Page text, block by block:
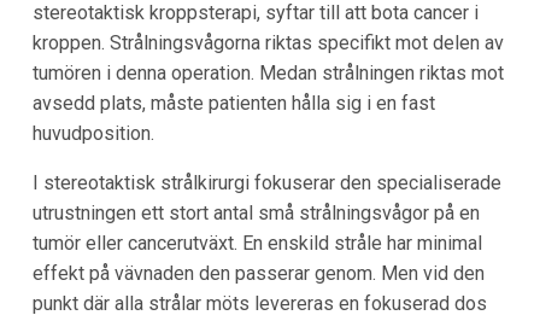
stereotaktisk kroppsterapi, syftar till att bota cancer i
kroppen. Strålningsvågorna riktas specifikt mot delen av
tumören i denna operation. Medan strålningen riktas mot
avsedd plats, måste patienten hålla sig i en fast
huvudposition.
I stereotaktisk strålkirurgi fokuserar den specialiserade
utrustningen ett stort antal små strålningsvågor på en
tumör eller cancerutväxt. En enskild stråle har minimal
effekt på vävnaden den passerar genom. Men vid den
punkt där alla strålar möts levereras en fokuserad dos